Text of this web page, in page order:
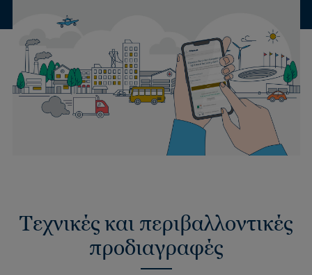
Τεχνικές και περιβαλλοντικές
προδιαγραφές